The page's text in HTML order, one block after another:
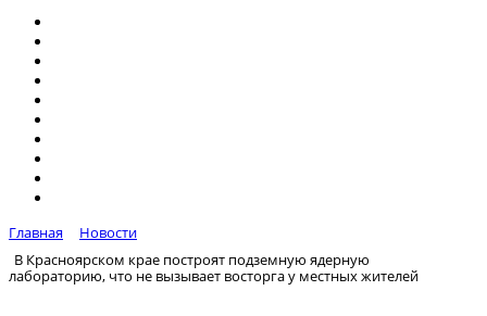
Главная
Новости
В Красноярском крае построят подземную ядерную
лабораторию, что не вызывает восторга у местных жителей